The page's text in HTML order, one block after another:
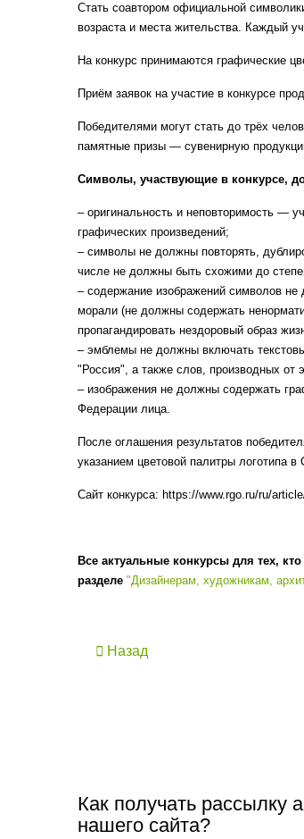
Стать соавтором официальной
возраста и места жительства. Каждый
На конкурс принимаются графические
Приём заявок на участие в конкурсе
Победителями могут стать до трёх
памятные призы — сувенирную
Символы, участвующие в конкурсе,
– оригинальность и неповторимость —
графических произведений;
– символы не должны повторять,
числе не должны быть схожими до
– содержание изображений символов
морали (не должны содержать
пропагандировать нездоровый образ
– эмблемы не должны включать
"Россия", а также слов, производных от
– изображения не должны содержать
Федерации лица.
После оглашения результатов
указанием цветовой палитры логотипа
Сайт конкурса: https://www.rgo.ru/ru/
Все актуальные конкурсы для тех,
разделе "Дизайнерам, художникам,
Назад
Как получать рассылку
нашего сайта?